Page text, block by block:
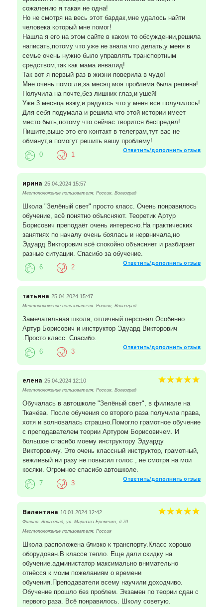
сожалению я такая не одна!
Но не смотря на весь этот бардак,мне удалось найти
человека который мне помог!
Нашла я его на этом сайте в каком то обсуждении,решила
написать,потому что уже не знала что делать,у меня в
семье очень нужно было управлять транспортным
средством,так как мама инвалид!
Так вот я первый раз в жизни поверила в чудо!
Мне очень помогли,за месяц моя проблема была решена!
Получила на почте,без лишних глаз,и ушей!
Уже 3 месяца езжу,и радуюсь что у меня все получилось!
Для себя подумала и решила что этой истории имеет
место быть,потому что сейчас творится беспредел!
Пишите,выше это его контакт в телеграм,тут вас не
обманут,а помогут решить вашу проблему!
Ответить/дополнить отзыв
0 1
ирина 25.04.2024 15:57
Местоположение пользователя: Россия, Волгоград
Школа "Зелёный свет" просто класс. Очень понравилось
обучение, всё понятно объясняют. Теоретик Артур
Борисович преподаёт очень интересно.На практических
занятиях по началу очень боялась и нервничала,но
Эдуард Викторович всё спокойно объясняет и разбирает
разные ситуации. Спасибо за обучение.
Ответить/дополнить отзыв
6 2
татьяна 25.04.2024 15:47
Местоположение пользователя: Россия, Волгоград
Замечательная школа, отличный персонал.Особенно
Артур Борисович и инструктор Эдуард Викторович
.Просто класс. Спасибо.
Ответить/дополнить отзыв
6 3
елена 25.04.2024 12:10
Местоположение пользователя: Россия, Волгоград
Обучалась в автошколе "Зелёный свет", в филиале на
Ткачёва. После обучения со второго раза получила права,
хотя и волновалась страшно.Помогло грамотное обучение
с преподавателем теории Артуром Борисовичем. И
большое спасибо моему инструктору Эдуарду
Викторовичу. Это очень классный инструктор, грамотный,
вежливый ни разу не повысил голос , не смотря на мои
косяки. Огромное спасибо автошколе.
Ответить/дополнить отзыв
7 3
Валентина 10.01.2024 12:42
Филиал: Волгоград, ул. Маршала Еременко, д.70
Местоположение пользователя: Россия
Школа расположена близко к транспорту.Класс хорошо
оборудован.В классе тепло. Еще дали скидку на
обучение.администатор максимально внимательно
отнёсся к моим пожеланиям о времени
обучения.Преподаватели всему научили доходчиво.
Обучение прошло без проблем. Экзамен по теории сдан с
первого раза. Всё понравилось. Школу советую.